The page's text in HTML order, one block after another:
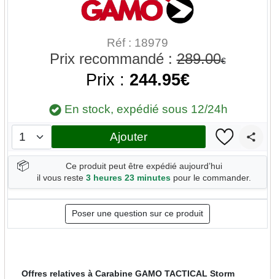
Réf : 18979
Prix recommandé :289.00€
Prix : 244.95€
En stock, expédié sous 12/24h
Ajouter
📦
Ce produit peut être expédié aujourd’hui
il vous reste 3 heures 23 minutes pour le commander.
Poser une question sur ce produit
Offres relatives à Carabine GAMO TACTICAL Storm